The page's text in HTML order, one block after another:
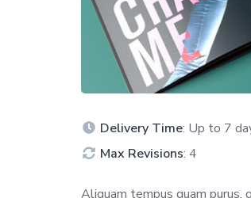
Delivery Time: Up to 7
Max Revisions: 4
Aliquam tempus quam purus,